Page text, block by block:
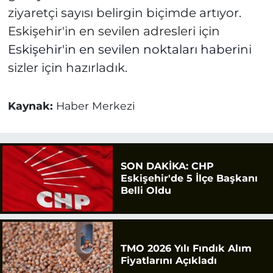
ziyaretçi sayısı belirgin biçimde artıyor.
Eskişehir'in en sevilen adresleri için
Eskişehir'in en sevilen noktaları haberini
sizler için hazırladık.
Kaynak: Haber Merkezi
SON DAKİKA: CHP
Eskişehir'de 5 İlçe Başkanı
Belli Oldu
TMO 2026 Yılı Fındık Alım
Fiyatlarını Açıkladı